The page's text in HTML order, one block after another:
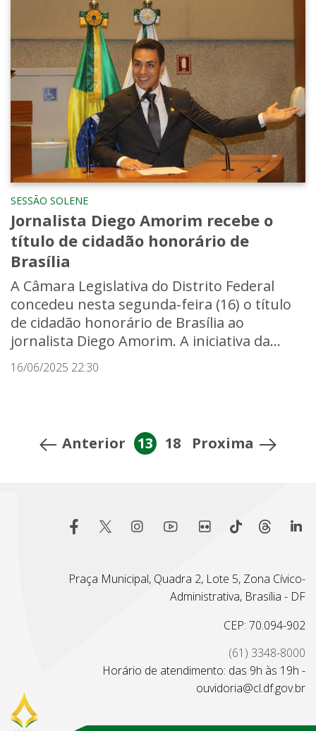
SESSÃO SOLENE
Jornalista Diego Amorim recebe o
título de cidadão honorário de
Brasília
A Câmara Legislativa do Distrito Federal
concedeu nesta segunda-feira (16) o título
de cidadão honorário de Brasília ao
jornalista Diego Amorim. A iniciativa da...
16/06/2025 22:30
Anterior 13 18 Proxima
Praça Municipal, Quadra 2, Lote 5, Zona Cívico-
Administrativa, Brasília - DF
CEP: 70.094-902
(61) 3348-8000
Horário de atendimento: das 9h às 19h -
ouvidoria@cl.df.gov.br